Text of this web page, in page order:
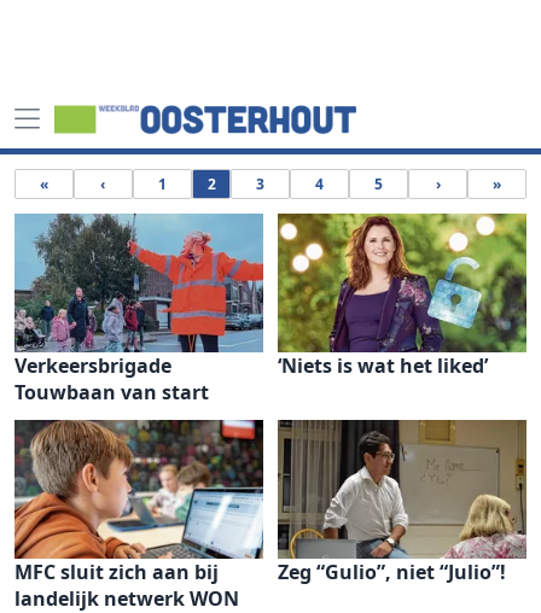
« ‹ 1 2 3 4 5 › »
Verkeersbrigade
Touwbaan van start
‘Niets is wat het liked’
MFC sluit zich aan bij
landelijk netwerk WON
Zeg “Gulio”, niet “Julio”!